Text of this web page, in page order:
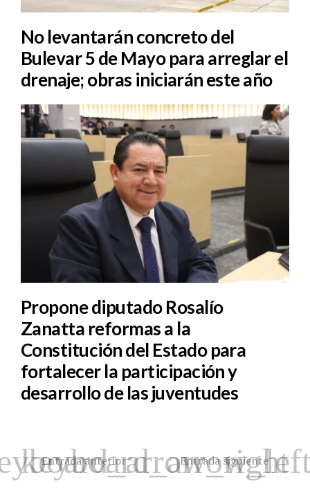
No levantarán concreto del
Bulevar 5 de Mayo para arreglar el
drenaje; obras iniciarán este año
Propone diputado Rosalío
Zanatta reformas a la
Constitución del Estado para
fortalecer la participación y
desarrollo de las juventudes
Entrada anterior Entrada siguiente